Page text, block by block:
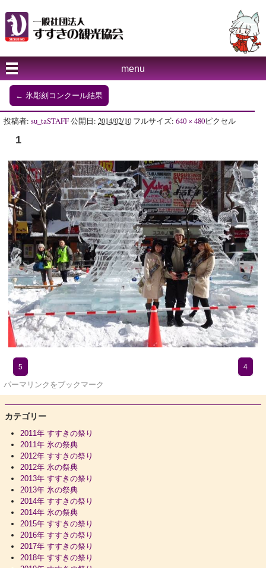
menu
← 氷彫刻コンクール結果
投稿者: su_taSTAFF公開日: 2014/02/10 フルサイズ:640 × 480ピクセル
1
5 4
パーマリンク をブックマーク
カテゴリー
2011年 すすきの祭り
2011年 氷の祭典
2012年 すすきの祭り
2012年 氷の祭典
2013年 すすきの祭り
2013年 氷の祭典
2014年 すすきの祭り
2014年 氷の祭典
2015年 すすきの祭り
2016年 すすきの祭り
2017年 すすきの祭り
2018年 すすきの祭り